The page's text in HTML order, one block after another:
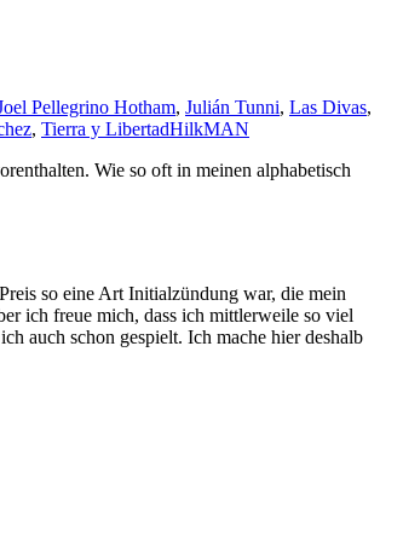
Pellegrino Hotham, Julián Tunni, Las Divas,
, Tierra y LibertadHilkMAN
Wie so oft in meinen alphabetisch
so eine Art Initialzündung war, die mein
ich freue mich, dass ich mittlerweile so viel
auch schon gespielt. Ich mache hier deshalb